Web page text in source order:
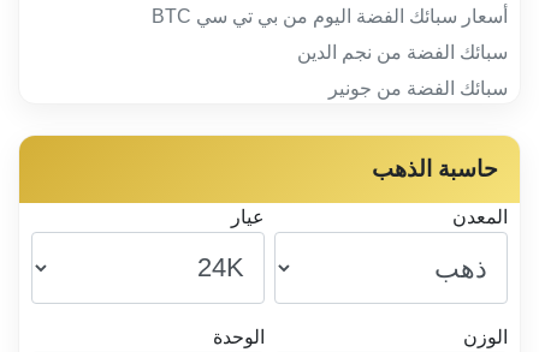
أسعار سبائك الفضة اليوم من بي تي سي BTC
سبائك الفضة من نجم الدين
سبائك الفضة من جونير
حاسبة الذهب
المعدن عيار
الوزن الوحدة